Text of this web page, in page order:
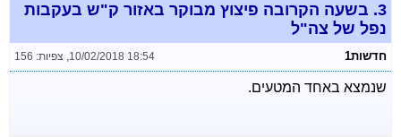
3. בשעה הקרובה פיצוץ מבוקר באזור ק"ש בעקבות
נפל של צה"ל
חדשות1 10/02/2018 18:54
, צפיות: 156
שנמצא באחד המטעים.